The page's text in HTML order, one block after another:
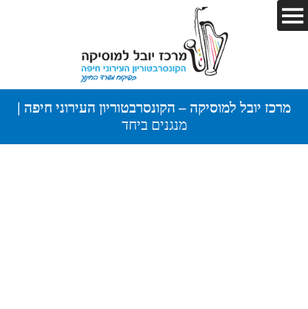
מרכז יובל למוסיקה – הקונסרבטוריון העירוני חיפה |
מנגנים ביחד